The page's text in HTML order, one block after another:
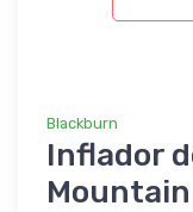
Blackburn
Inflador